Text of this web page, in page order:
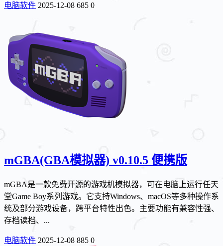
电脑软件 2025-12-08 685 0
mGBA(GBA模拟器) v0.10.5 便携版
mGBA是一款免费开源的游戏机模拟器，可在电脑上运行任天
堂Game Boy系列游戏。它支持Windows、macOS等多种操作系
统及部分游戏设备，跨平台特性出色。主要功能有兼容性强、
存档读档、...
电脑软件 2025-12-08 885 0